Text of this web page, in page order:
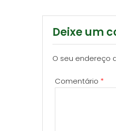
Deixe um
O seu endereço
Comentário *